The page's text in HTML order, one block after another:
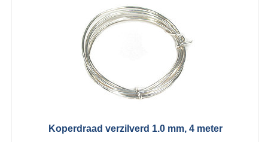
Koperdraad verzilverd 1.0 mm, 4 meter